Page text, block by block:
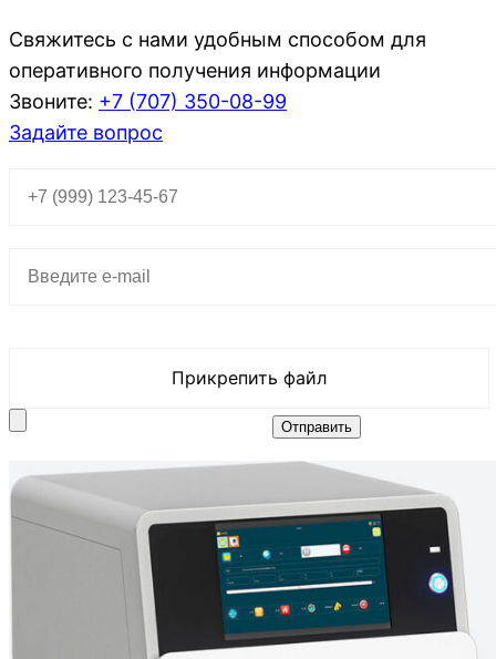
Свяжитесь с нами удобным способом для
оперативного получения информации
Звоните: +7 (707) 350-08-99
Задайте вопрос
Прикрепить файл